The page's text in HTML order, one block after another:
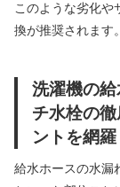
このような劣化や
換が推奨されます。
洗濯機の
チ水栓の
ントを網羅
給水ホースの水漏